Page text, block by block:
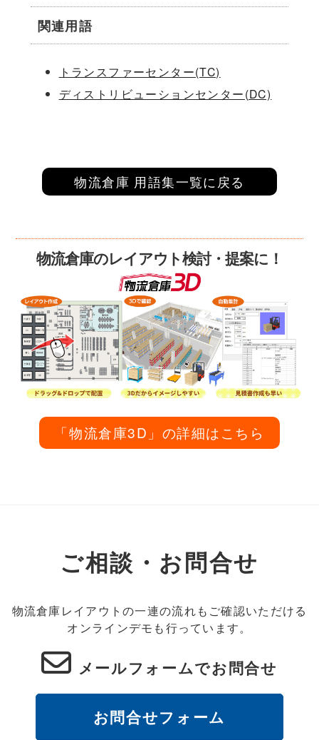
関連用語
トランスファーセンター(TC)
ディストリビューションセンター(DC)
物流倉庫 用語集一覧に戻る
物流倉庫のレイアウト検討・提案に！
「物流倉庫3D」の詳細はこちら
ご相談・お問合せ
物流倉庫レイアウトの一連の流れもご確認いただける
オンラインデモも行っています。
メールフォームでお問合せ
お問合せフォーム